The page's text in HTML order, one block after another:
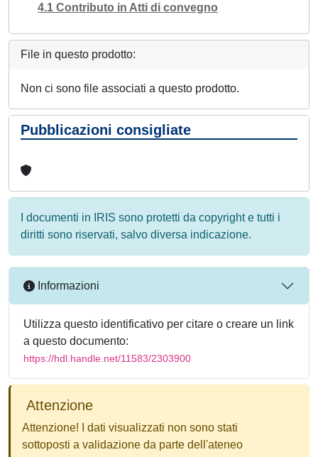
4.1 Contributo in Atti di convegno
File in questo prodotto:
Non ci sono file associati a questo prodotto.
Pubblicazioni consigliate
I documenti in IRIS sono protetti da copyright e tutti i
diritti sono riservati, salvo diversa indicazione.
Informazioni
Utilizza questo identificativo per citare o creare un link
a questo documento:
https://hdl.handle.net/11583/2303900
Attenzione
Attenzione! I dati visualizzati non sono stati
sottoposti a validazione da parte dell'ateneo